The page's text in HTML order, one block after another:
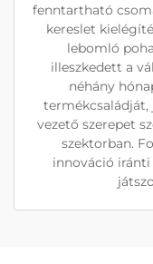
fenntartható
kereslet
lebomló
illeszkedett a
néhány
termékcsaládját,
vezető szerepet
szektorban.
innováció iránti